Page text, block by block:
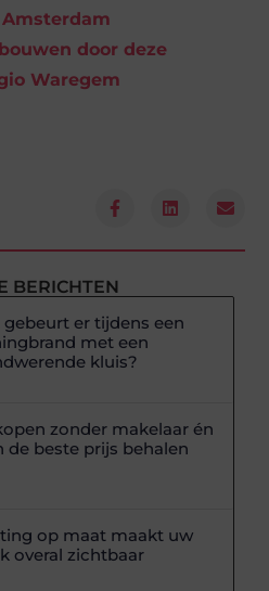
door deze
Waregem
BERICHTEN
gebeurt er tijdens een
met een
kluis?
zonder makelaar én
de beste prijs behalen
op maat maakt uw
overal zichtbaar